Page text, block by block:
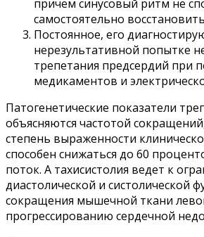
причем синусовый ритм не
самостоятельно
Постоянное, его
нерезультативной попытке
трепетания предсердий при
медикаментов и
Патогенетические показатели
объясняются частотой
степень выраженности
способен снижаться до 60
поток. А тахисистолия ведет к
диастолической и систолической
сокращения мышечной ткани
прогрессированию сердечной